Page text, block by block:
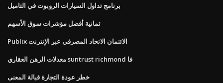
برنامج تداول السيارات الروبوت في التاميل
ثمانية أفضل مؤشرات سوق الأسهم
Publix الائتمان الاتحاد المصرفي عبر الإنترنت
معدلات الرهن العقاري suntrust richmond فا
خطر عودة التجارة قبالة المعنى